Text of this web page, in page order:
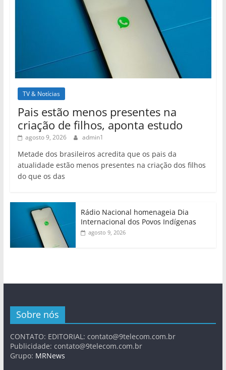
TV & Notícias
Pais estão menos presentes na
criação de filhos, aponta estudo
agosto 9, 2026 admin1
Metade dos brasileiros acredita que os pais da
atualidade estão menos presentes na criação dos filhos
do que os das
Rádio Nacional homenageia Dia
Internacional dos Povos Indígenas
agosto 9, 2026
Sobre nós
CONTATO: EDITORIAL: contato@9telecom.com.br
Publicidade: contato@9telecom.com.br
Grupo: MRNews